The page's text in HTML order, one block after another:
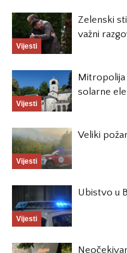
Vijesti
Zelenski
važni
Vijesti
Mitropolija
solarne
Vijesti
Veliki
Vijesti
Ubistvo u